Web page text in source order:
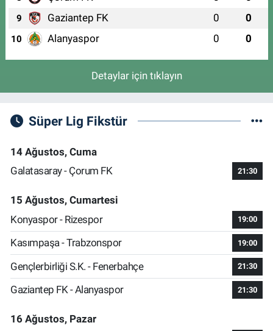
9 Gaziantep FK 0 0
10 Alanyaspor 0 0
Detaylar için tıklayın
Süper Lig Fikstür
14 Ağustos, Cuma
Galatasaray - Çorum FK
21:30
15 Ağustos, Cumartesi
Konyaspor - Rizespor
19:00
Kasımpaşa - Trabzonspor 19:00
Gençlerbirliği S.K. - Fenerbahçe 21:30
Gaziantep FK - Alanyaspor 21:30
16 Ağustos, Pazar